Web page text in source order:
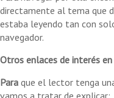
directamente al tema que
estaba leyendo tan con
navegador.
Otros enlaces de interés
Para que el lector tenga